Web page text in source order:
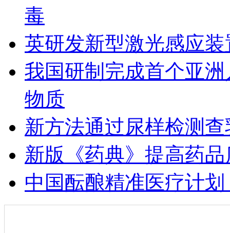
毒
英研发新型激光感应
我国研制完成首个亚
物质
新方法通过尿样检测
新版《药典》提高药
中国酝酿精准医疗计